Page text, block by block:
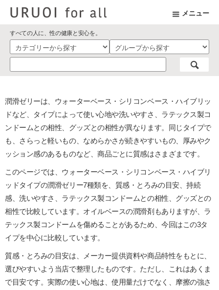
メニュー
すべての人に、性の健康と安心を。
潤滑ゼリーは、ウォーターベース・シリコンベース・ハイブリッ
ドなど、タイプによって使い心地や洗いやすさ、ラテックス製コ
ンドームとの相性、グッズとの相性が異なります。同じタイプで
も、さらっと軽いもの、なめらかさが続きやすいもの、厚みやク
ッション感のあるものなど、商品ごとに質感はさまざまです。
このページでは、ウォーターベース・シリコンベース・ハイブリ
ッドタイプの潤滑ゼリー7種類を、質感・とろみの目安、持続
感、洗いやすさ、ラテックス製コンドームとの相性、グッズとの
相性で比較しています。オイルベースの潤滑剤もありますが、ラ
テックス製コンドームを傷めることがあるため、今回はこの3タ
イプを中心に比較しています。
質感・とろみの目安は、メーカー提供資料や商品特性をもとに、
選びやすいよう当店で整理したものです。ただし、これはあくま
で目安です。実際の使い心地は、使用量だけでなく、摩擦の強さ